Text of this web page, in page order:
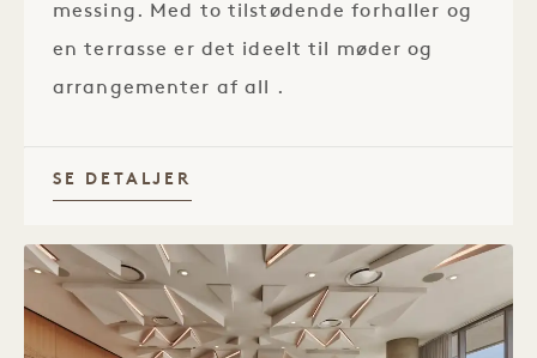
messing. Med to tilstødende forhaller og
en terrasse er det ideelt til møder og
arrangementer af all .
SE DETALJER